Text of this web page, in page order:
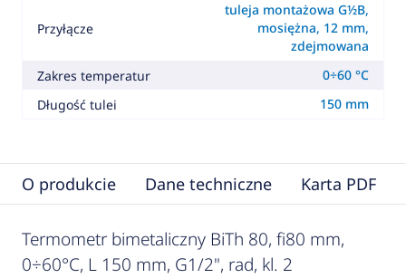
Przyłącze
tuleja montażowa G½B,
mosiężna, 12 mm,
zdejmowana
Zakres temperatur
0÷60 °C
Długość tulei
150 mm
O produkcie Dane techniczne Karta PDF
Termometr bimetaliczny BiTh 80, fi80 mm,
0÷60°C, L 150 mm, G1/2", rad, kl. 2